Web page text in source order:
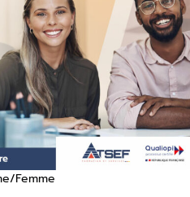
vérifier l’adéquation
du candidat et son
;
claire, dès le
sur les
volume de travail
suivi d’une
Femme